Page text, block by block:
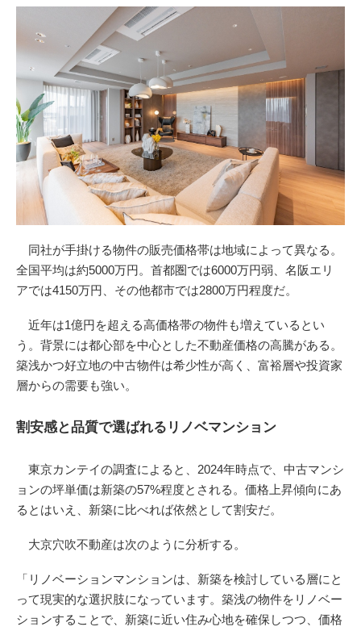
同社が手掛ける物件の販売価格帯は地域によって異なる。
全国平均は約5000万円。首都圏では6000万円弱、名阪エリ
アでは4150万円、その他都市では2800万円程度だ。
近年は1億円を超える高価格帯の物件も増えているとい
う。背景には都心部を中心とした不動産価格の高騰がある。
築浅かつ好立地の中古物件は希少性が高く、富裕層や投資家
層からの需要も強い。
割安感と品質で選ばれるリノベマンション
東京カンテイの調査によると、2024年時点で、中古マンシ
ョンの坪単価は新築の57%程度とされる。価格上昇傾向にあ
るとはいえ、新築に比べれば依然として割安だ。
大京穴吹不動産は次のように分析する。
「リノベーションマンションは、新築を検討している層にと
って現実的な選択肢になっています。築浅の物件をリノベー
ションすることで、新築に近い住み心地を確保しつつ、価格